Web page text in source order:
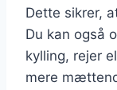
Dette sikrer,
Du kan også
kylling, rejer
mere